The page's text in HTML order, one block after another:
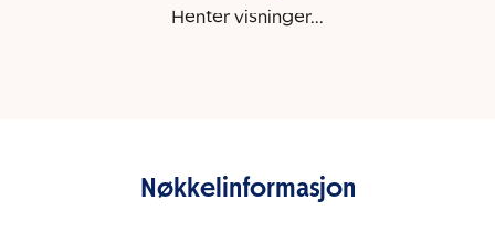
Henter visninger...
Nøkkelinformasjon